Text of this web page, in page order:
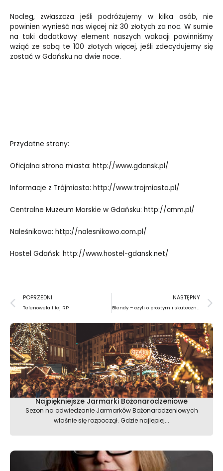
Nocleg, zwłaszcza jeśli podróżujemy w kilka osób, nie
powinien wynieść nas więcej niż 30 złotych za noc. W sumie
na taki dodatkowy element naszych wakacji powinniśmy
wziąć ze sobą te 100 złotych więcej, jeśli zdecydujemy się
zostać w Gdańsku na dwie noce.
Przydatne strony:
Oficjalna strona miasta: http://www.gdansk.pl/
Informacje z Trójmiasta: http://www.trojmiasto.pl/
Centralne Muzeum Morskie w Gdańsku: http://cmm.pl/
Naleśnikowo: http://nalesnikowo.com.pl/
Hostel Gdańsk: http://www.hostel-gdansk.net/
Prev
POPRZEDNI
Telenowela IIIej RP
NASTĘPNY
Blendy – czyli o prostym i skutecznym oświetleniu w fotografii
Najpiękniejsze Jarmarki Bożonarodzeniowe
Sezon na odwiedzanie Jarmarków Bożonarodzeniowych
właśnie się rozpoczął. Gdzie najlepiej...